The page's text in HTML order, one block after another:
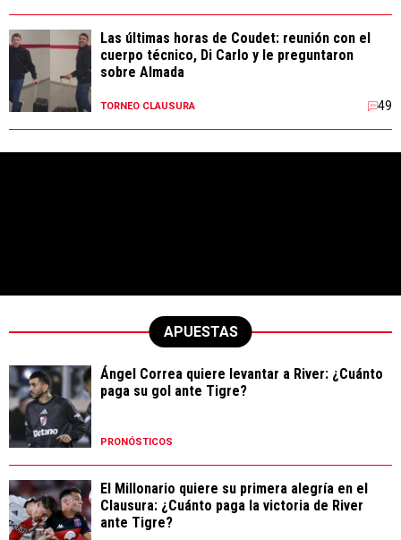
Las últimas horas de Coudet: reunión con el
cuerpo técnico, Di Carlo y le preguntaron
sobre Almada
TORNEO CLAUSURA 49
APUESTAS
Ángel Correa quiere levantar a River: ¿Cuánto
paga su gol ante Tigre?
PRONÓSTICOS
El Millonario quiere su primera alegría en el
Clausura: ¿Cuánto paga la victoria de River
ante Tigre?